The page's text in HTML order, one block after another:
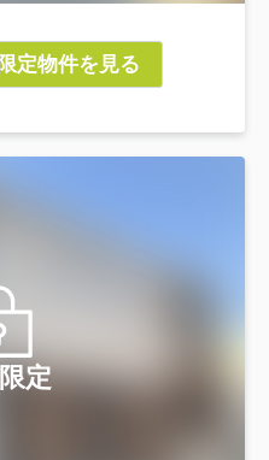
定物件を見る
定